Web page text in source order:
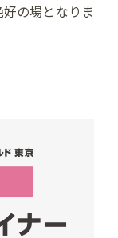
の場となりま